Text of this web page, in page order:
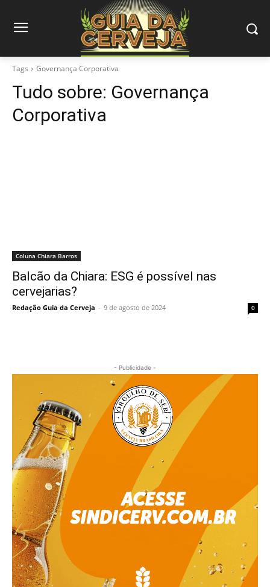
Tags Governança Corporativa
Tudo sobre: Governança
Corporativa
Coluna Chiara Barros
Balcão da Chiara: ESG é possível nas
cervejarias?
Redação Guia da Cerveja - 9 de agosto de 2024 0
- Publicidade -